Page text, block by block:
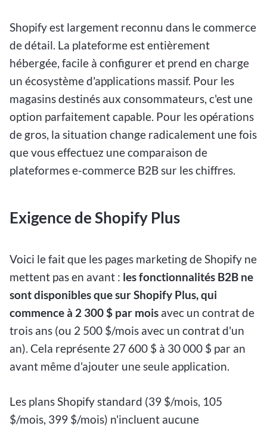
Shopify est largement reconnu dans le commerce
de détail. La plateforme est entièrement
hébergée, facile à configurer et prend en charge
un écosystème d'applications massif. Pour les
magasins destinés aux consommateurs, c'est une
option parfaitement capable. Pour les opérations
de gros, la situation change radicalement une fois
que vous effectuez une comparaison de
plateformes e-commerce B2B sur les chiffres.
Exigence de Shopify Plus
Voici le fait que les pages marketing de Shopify ne
mettent pas en avant : les fonctionnalités B2B ne
sont disponibles que sur Shopify Plus, qui
commence à 2 300 $ par mois avec un contrat de
trois ans (ou 2 500 $/mois avec un contrat d'un
an). Cela représente 27 600 $ à 30 000 $ par an
avant même d'ajouter une seule application.
Les plans Shopify standard (39 $/mois, 105
$/mois, 399 $/mois) n'incluent aucune